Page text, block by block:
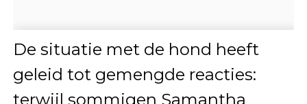
De situatie met de hond heeft
geleid tot gemengde reacties:
terwijl sommigen Samantha